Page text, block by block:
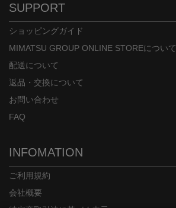
SUPPORT
ショッピングガイド
MIMATSU GROUP ONLINE STOREについて
配送について
返品・交換について
お問い合わせ
FAQ
INFOMATION
ご利用規約
会社概要